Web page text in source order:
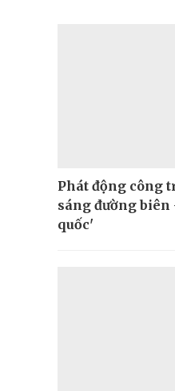
Phát động công
sáng đường biên
quốc'